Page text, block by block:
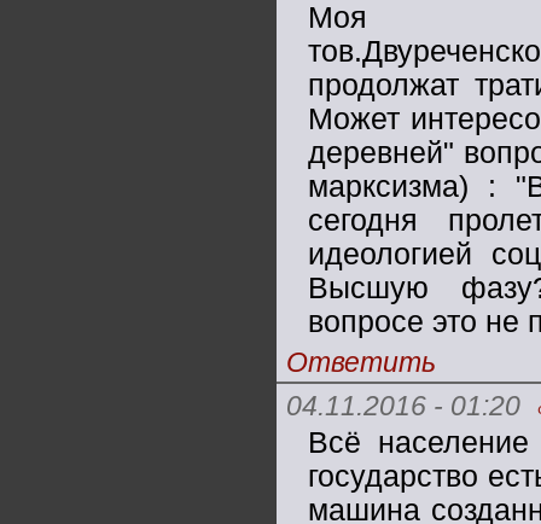
Моя
продолжат
Может
деревней"
марксизма) :
сегодня
идеологией
Высшую
вопросе это не
Ответить
04.11.2016 - 01:20
Всё население
государство
машина